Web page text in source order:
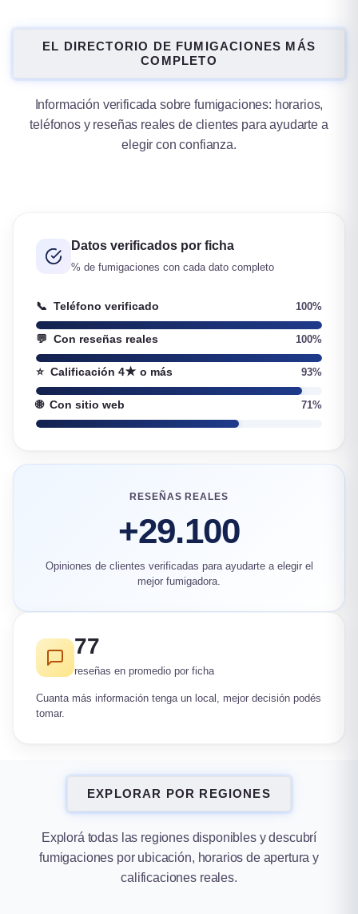
EL DIRECTORIO DE FUMIGACIONES MÁS
COMPLETO
Información verificada sobre fumigaciones: horarios,
teléfonos y reseñas reales de clientes para ayudarte a
elegir con confianza.
Datos verificados por ficha
% de fumigaciones con cada dato completo
📞 Teléfono verificado 100%
💬 Con reseñas reales 100%
⭐ Calificación 4★ o más 93%
🌐 Con sitio web 71%
RESEÑAS REALES
+29.100
Opiniones de clientes verificadas para ayudarte a elegir el
mejor fumigadora.
77
reseñas en promedio por ficha
Cuanta más información tenga un local, mejor decisión podés
tomar.
EXPLORAR POR REGIONES
Explorá todas las regiones disponibles y descubrí
fumigaciones por ubicación, horarios de apertura y
calificaciones reales.